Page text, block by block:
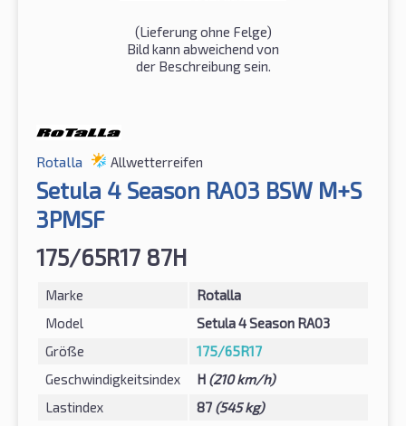
(Lieferung ohne Felge)
Bild kann abweichend von
der Beschreibung sein.
Rotalla Allwetterreifen
Setula 4 Season RA03 BSW M+S
3PMSF
175/65R17 87H
Marke
Rotalla
Model
Setula 4 Season RA03
Größe
175/65R17
Geschwindigkeitsindex
H (210 km/h)
Lastindex
87 (545 kg)